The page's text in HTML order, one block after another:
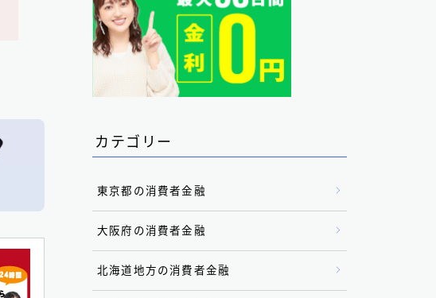
カテゴリー
東京都の消費者金融
大阪府の消費者金融
北海道地方の消費者金融